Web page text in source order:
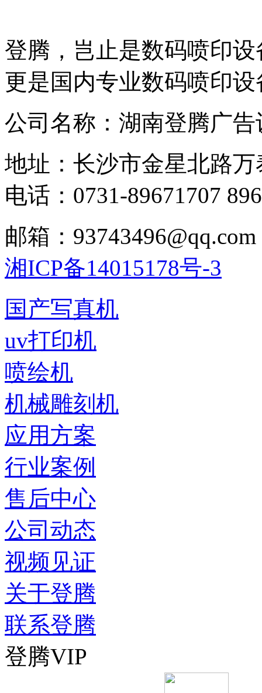
登腾，岂止是数码喷印
更是国内专业数码喷印
公司名称：湖南登腾广
地址：长沙市金星北路万
电话：0731-89671707
邮箱：93743496@qq.com
湘ICP备14015178号-3
国产写真机
uv打印机
喷绘机
机械雕刻机
应用方案
行业案例
售后中心
公司动态
视频见证
关于登腾
联系登腾
登腾VIP